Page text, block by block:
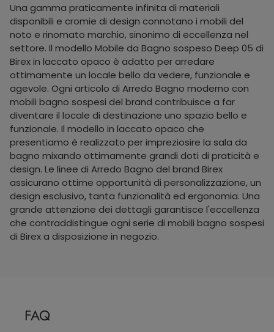
Una gamma praticamente infinita di materiali
disponibili e cromie di design connotano i mobili del
noto e rinomato marchio, sinonimo di eccellenza nel
settore. Il modello Mobile da Bagno sospeso Deep 05 di
Birex in laccato opaco è adatto per arredare
ottimamente un locale bello da vedere, funzionale e
agevole. Ogni articolo di Arredo Bagno moderno con
mobili bagno sospesi del brand contribuisce a far
diventare il locale di destinazione uno spazio bello e
funzionale. Il modello in laccato opaco che
presentiamo è realizzato per impreziosire la sala da
bagno mixando ottimamente grandi doti di praticità e
design. Le linee di Arredo Bagno del brand Birex
assicurano ottime opportunità di personalizzazione, un
design esclusivo, tanta funzionalità ed ergonomia. Una
grande attenzione dei dettagli garantisce l'eccellenza
che contraddistingue ogni serie di mobili bagno sospesi
di Birex a disposizione in negozio.
FAQ